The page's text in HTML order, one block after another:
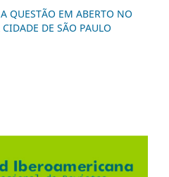
QUESTÃO EM ABERTO NO
DE SÃO PAULO